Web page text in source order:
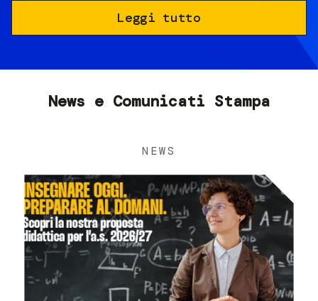
Leggi tutto
News e Comunicati Stampa
NEWS